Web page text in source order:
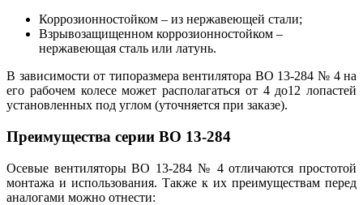
Коррозионностойком – из нержавеющей стали;
Взрывозащищенном коррозионностойком –
нержавеющая сталь или латунь.
В зависимости от типоразмера вентилятора ВО 13-284 № 4 на
его рабочем колесе может располагаться от 4 до12 лопастей
установленных под углом (уточняется при заказе).
Преимущества серии ВО 13-284
Осевые вентиляторы ВО 13-284 № 4 отличаются простотой
монтажа и использования. Также к их преимуществам перед
аналогами можно отнести: